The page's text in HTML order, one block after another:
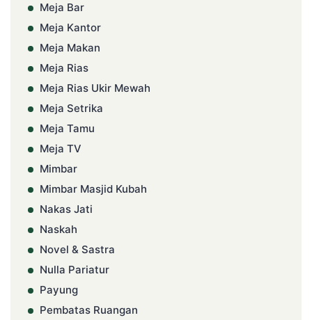
Meja Bar
Meja Kantor
Meja Makan
Meja Rias
Meja Rias Ukir Mewah
Meja Setrika
Meja Tamu
Meja TV
Mimbar
Mimbar Masjid Kubah
Nakas Jati
Naskah
Novel & Sastra
Nulla Pariatur
Payung
Pembatas Ruangan